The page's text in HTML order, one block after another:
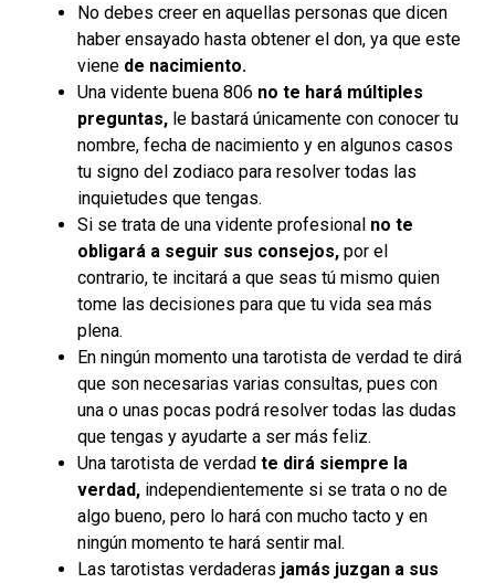
No debes creer en aquellas personas que dicen
haber ensayado hasta obtener el don, ya que este
viene de nacimiento.
Una vidente buena 806 no te hará múltiples
preguntas, le bastará únicamente con conocer tu
nombre, fecha de nacimiento y en algunos casos
tu signo del zodiaco para resolver todas las
inquietudes que tengas.
Si se trata de una vidente profesional no te
obligará a seguir sus consejos, por el
contrario, te incitará a que seas tú mismo quien
tome las decisiones para que tu vida sea más
plena.
En ningún momento una tarotista de verdad te dirá
que son necesarias varias consultas, pues con
una o unas pocas podrá resolver todas las dudas
que tengas y ayudarte a ser más feliz.
Una tarotista de verdad te dirá siempre la
verdad, independientemente si se trata o no de
algo bueno, pero lo hará con mucho tacto y en
ningún momento te hará sentir mal.
Las tarotistas verdaderas jamás juzgan a sus